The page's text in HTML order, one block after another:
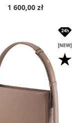
1 600,00 zł